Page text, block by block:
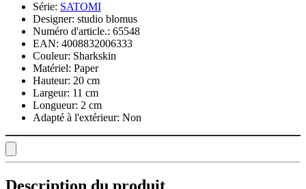
Série: SATOMI
Designer: studio blomus
Numéro d'article.: 65548
EAN: 4008832006333
Couleur: Sharkskin
Matériel: Paper
Hauteur: 20 cm
Largeur: 11 cm
Longueur: 2 cm
Adapté à l'extérieur: Non